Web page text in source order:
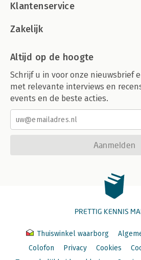
Klantenservice
Zakelijk
Altijd op de hoogte
Schrijf u in voor onze nieuwsbrief
met relevante interviews en
events en de beste acties.
Aanmelden
PRETTIG KENNIS
Thuiswinkel waarborg
Colofon
Privacy Cookies